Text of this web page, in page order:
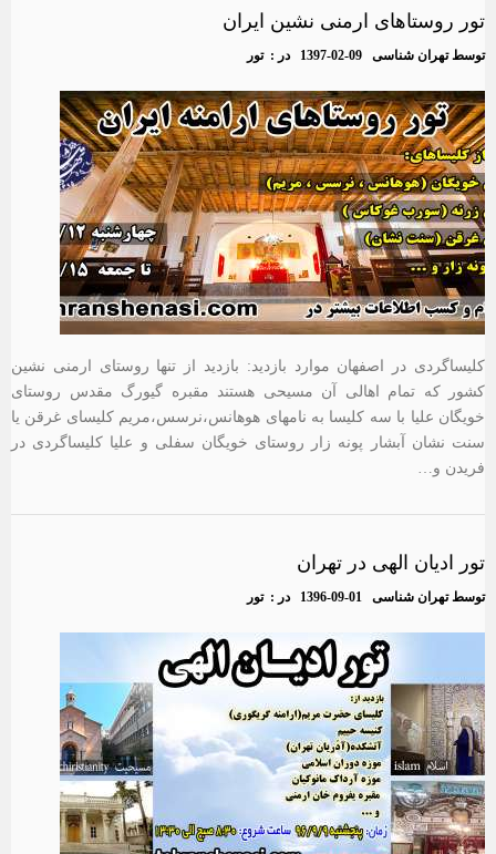
تور روستاهای ارمنی نشین ایران
توسطتهران شناسی 1397-02-09 در :تور
کلیساگردی در اصفهان موارد بازدید: بازدید از تنها روستای ارمنی نشین
کشور که تمام اهالی آن مسیحی هستند مقبره گیورگ مقدس روستای
خویگان علیا با سه کلیسا به نامهای هوهانس،نرسس،مریم کلیسای غرقن یا
سنت نشان آبشار پونه زار روستای خویگان سفلی و علیا کلیساگردی در
فریدن و…
تور ادیان الهی در تهران
توسطتهران شناسی 1396-09-01 در :تور